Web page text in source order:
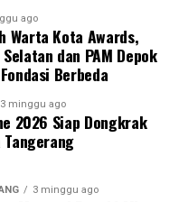
ago
Warta Kota Awards,
dan PAM Depok
Berbeda
3 minggu ago
2026 Siap Dongkrak
3 minggu ago